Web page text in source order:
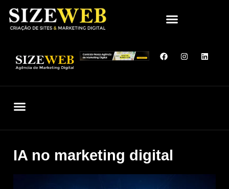
IA no marketing digital